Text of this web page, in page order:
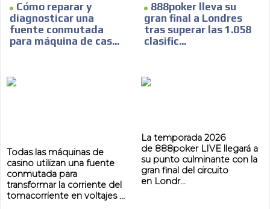
Cómo reparar y
diagnosticar una
fuente conmutada
para máquina de cas...
Todas las máquinas de
casino utilizan una fuente
conmutada para
transformar la corriente del
tomacorriente en voltajes ...
888poker lleva su
gran final a Londres
tras superar las 1.058
clasific...
La temporada 2026
de 888poker LIVE llegará a
su punto culminante con la
gran final del circuito
en Londr...